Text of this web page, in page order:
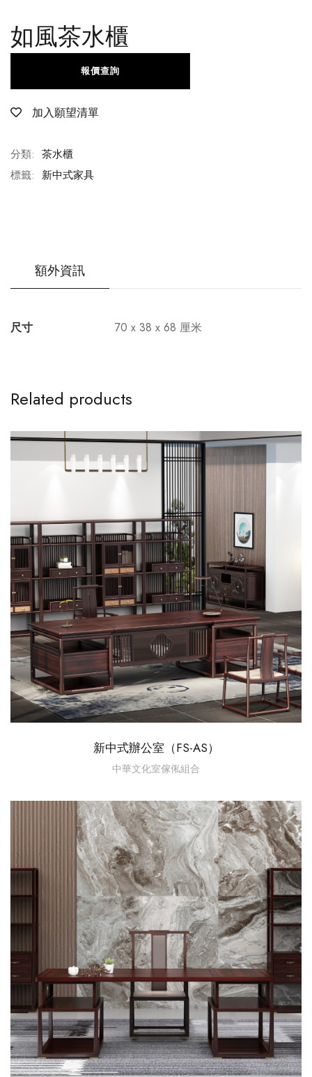
如風茶水櫃
加入願望清單
報價查詢
分類: 茶水櫃
標籤: 新中式家具
額外資訊
尺寸 70 x 38 x 68 厘米
Related products
新中式辦公室（FS-AS）
中華文化室傢俬組合